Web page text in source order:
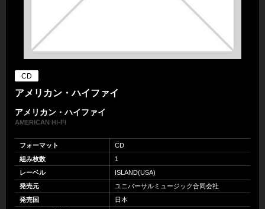
CD
アメリカン・ハイファイ
アメリカン・ハイファイ
AMERICAN HI-FI
フォーマット
CD
組み枚数
1
レーベル
ISLAND(USA)
発売元
ユニバーサルミュージック合同会社
発売国
日本